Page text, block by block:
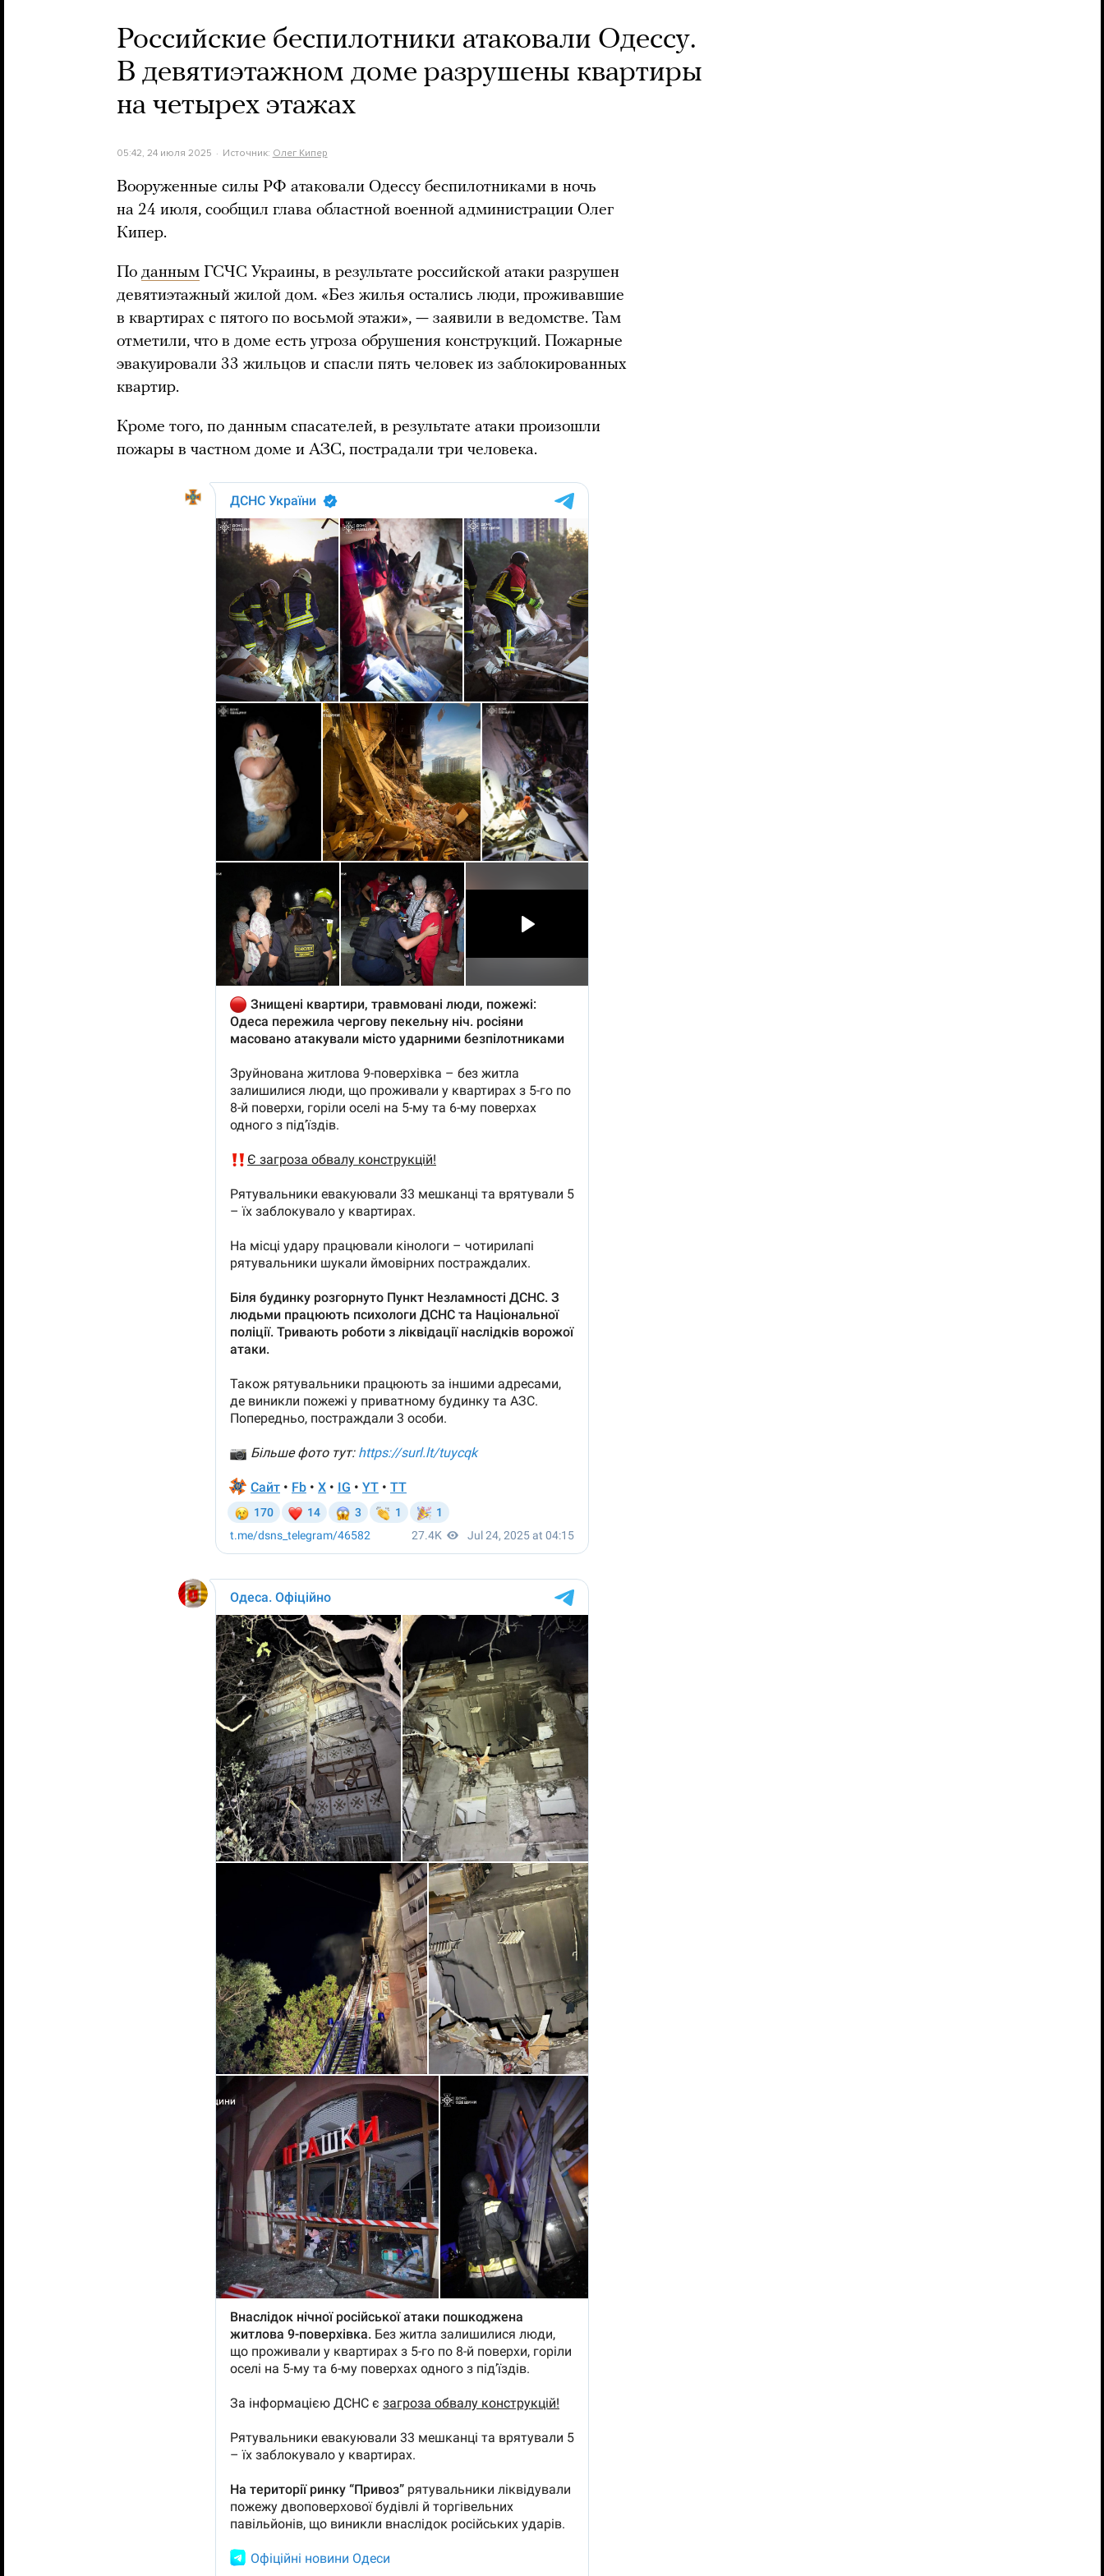
Российские беспилотники атаковали Одессу.
В девятиэтажном доме разрушены квартиры
на четырех этажах
05:42, 24 июля 2025 Источник: Олег Кипер
Вооруженные силы РФ атаковали Одессу беспилотниками в ночь
на 24 июля, сообщил глава областной военной администрации Олег
Кипер.
По данным ГСЧС Украины, в результате российской атаки разрушен
девятиэтажный жилой дом. «Без жилья остались люди, проживавшие
в квартирах с пятого по восьмой этажи», — заявили в ведомстве. Там
отметили, что в доме есть угроза обрушения конструкций. Пожарные
эвакуировали 33 жильцов и спасли пять человек из заблокированных
квартир.
Кроме того, по данным спасателей, в результате атаки произошли
пожары в частном доме и АЗС, пострадали три человека.